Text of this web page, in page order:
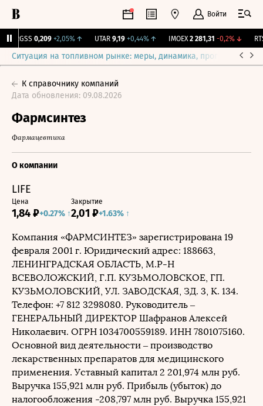
Войти
RGSS 0,209 +2,05%↑ UTAR 9,19 +0,44%↑ IMOEX 2 281,31 -0,2%↓ RTSI
Ситуация на топливном рынке: меры, динамика, прогнозы
К справочнику компаний
Дата обновления: 09.08.2026
Фармсинтез
Фармацевтика
О компании
LIFE
Цена
1,84 ₽ 0.27% ↑
Закрытие
2,01 ₽ 1.63% ↑
Компания «ФАРМСИНТЕЗ» зарегистрирована 19
февраля 2001 г. Юридический адрес: 188663,
ЛЕНИНГРАДСКАЯ ОБЛАСТЬ, М.Р-Н
ВСЕВОЛОЖСКИЙ, Г.П. КУЗЬМОЛОВСКОЕ, ГП.
КУЗЬМОЛОВСКИЙ, УЛ. ЗАВОДСКАЯ, ЗД. 3, К. 134.
Телефон: +7 812 3298080. Руководитель –
ГЕНЕРАЛЬНЫЙ ДИРЕКТОР Шафранов Алексей
Николаевич. ОГРН 1034700559189. ИНН 7801075160.
Основной вид деятельности – производство
лекарственных препаратов для медицинского
применения. Уставный капитал 2 201,974 млн руб.
Выручка 155,921 млн руб. Прибыль (убыток) до
налогообложения -208,797 млн руб. Выручка 155,921